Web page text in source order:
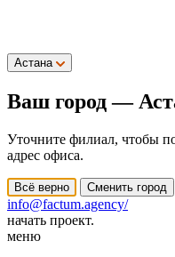
Астана
Ваш город —
Уточните филиал, чтобы
адрес офиса.
Всё верно Сменить город
info@factum.agency/
начать проект.
меню